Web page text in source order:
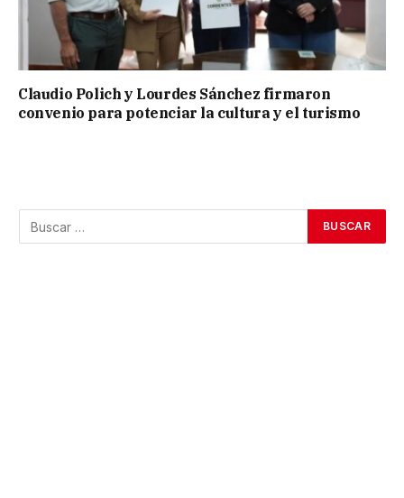
Claudio Polich y Lourdes Sánchez firmaron
convenio para potenciar la cultura y el turismo